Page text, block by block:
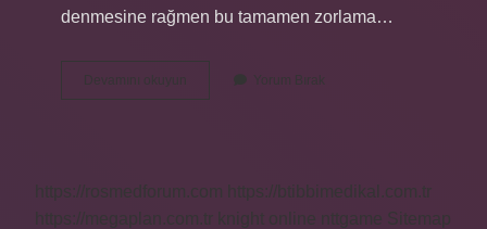
denmesine rağmen bu tamamen zorlama…
Devamını okuyun
Kimlerdir
Yorum Bırak
https://rosmedforum.com
https://btibbimedikal.com.tr
https://megaplan.com.tr knight online nttgame Sitemap